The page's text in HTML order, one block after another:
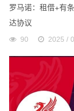
罗马诺：租借+有
达协议
90 2025 /